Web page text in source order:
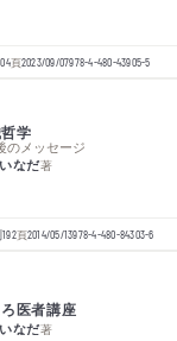
頁2023/09/07978-4-480-43905-5
学
のメッセージ
なだ著
192頁2014/05/13978-4-480-84303-6
医者講座
なだ著